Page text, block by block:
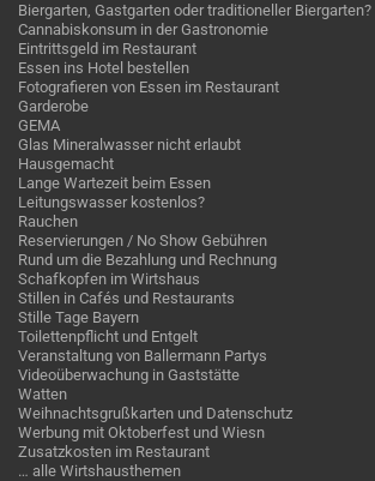
Biergarten, Gastgarten oder traditioneller Biergarten?
Cannabiskonsum in der Gastronomie
Eintrittsgeld im Restaurant
Essen ins Hotel bestellen
Fotografieren von Essen im Restaurant
Garderobe
GEMA
Glas Mineralwasser nicht erlaubt
Hausgemacht
Lange Wartezeit beim Essen
Leitungswasser kostenlos?
Rauchen
Reservierungen / No Show Gebühren
Rund um die Bezahlung und Rechnung
Schafkopfen im Wirtshaus
Stillen in Cafés und Restaurants
Stille Tage Bayern
Toilettenpflicht und Entgelt
Veranstaltung von Ballermann Partys
Videoüberwachung in Gaststätte
Watten
Weihnachtsgrußkarten und Datenschutz
Werbung mit Oktoberfest und Wiesn
Zusatzkosten im Restaurant
… alle Wirtshausthemen